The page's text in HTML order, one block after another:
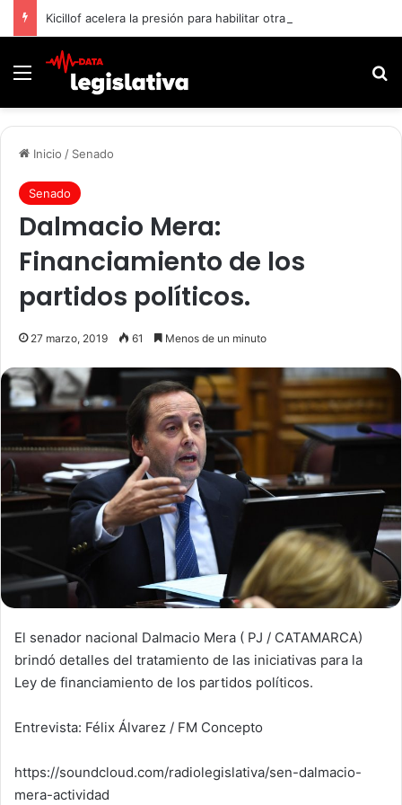
Menú
Inicio / Senado
Senado
Dalmacio Mera:
Financiamiento de los
partidos políticos.
27 marzo, 2019 61 Menos de un minuto
El senador nacional Dalmacio Mera ( PJ / CATAMARCA)
brindó detalles del tratamiento de las iniciativas para la
Ley de financiamiento de los partidos políticos.
Entrevista: Félix Álvarez / FM Concepto
https://soundcloud.com/radiolegislativa/sen-dalmacio-
mera-actividad